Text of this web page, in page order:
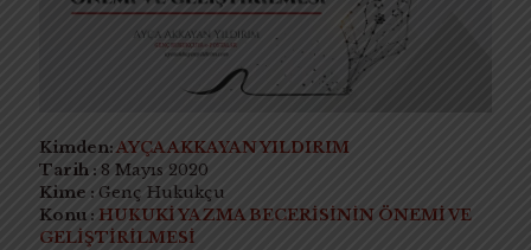
Kimden:AYÇA AKKAYAN YILDIRIM
Tarih : 8 Mayıs 2020
Kime : Genç Hukukçu
Konu : HUKUKİ YAZMA BECERİSİNİN ÖNEMİ VE
GELİŞTİRİLMESİ